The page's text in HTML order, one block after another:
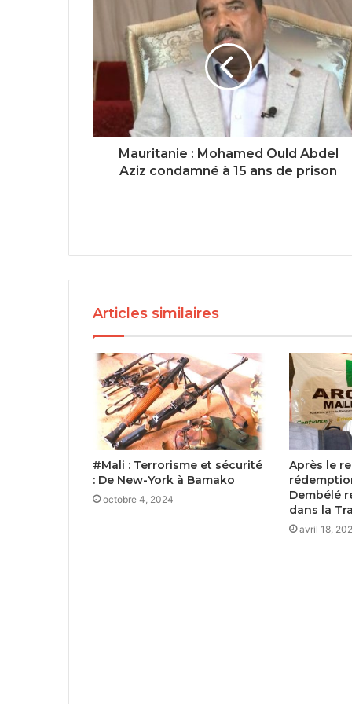
Mauritanie : Mohamed Ould Abdel
Aziz condamné à 15 ans de prison
Articles similaires
#Mali : Terrorisme et sécurité
: De New-York à Bamako
octobre 4, 2024
Après le
Dembélé
dans la
avril 18,